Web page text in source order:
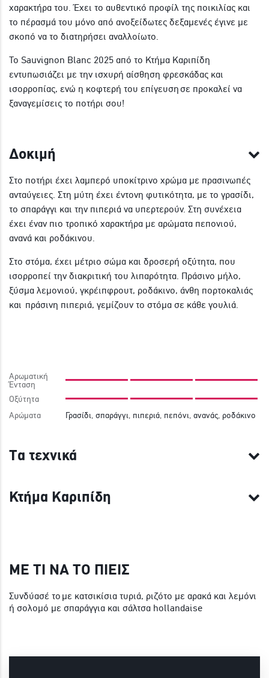
χαρακτήρα του. Έχει το αυθεντικό προφίλ της ποικιλίας και
το πέρασμά του μόνο από ανοξείδωτες δεξαμενές έγινε με
σκοπό να το διατηρήσει αναλλοίωτο.
Το Sauvignon Blanc 2025 από το Κτήμα Καριπίδη
εντυπωσιάζει με την ισχυρή αίσθηση φρεσκάδας και
ισορροπίας, ενώ η κοφτερή του επίγευση σε προκαλεί να
ξαναγεμίσεις το ποτήρι σου!
Δοκιμή
Στο ποτήρι έχει λαμπερό υποκίτρινο χρώμα με πρασινωπές
ανταύγειες. Στη μύτη έχει έντονη φυτικότητα, με το γρασίδι,
το σπαράγγι και την πιπεριά να υπερτερούν. Στη συνέχεια
έχει έναν πιο τροπικό χαρακτήρα με αρώματα πεπονιού,
ανανά και ροδάκινου.
Στο στόμα, έχει μέτριο σώμα και δροσερή οξύτητα, που
ισορροπεί την διακριτική του λιπαρότητα. Πράσινο μήλο,
ξύσμα λεμονιού, γκρέιπφρουτ, ροδάκινο, άνθη πορτοκαλιάς
και πράσινη πιπεριά, γεμίζουν το στόμα σε κάθε γουλιά.
Αρωματική
Ένταση
Οξύτητα
Αρώματα
Γρασίδι, σπαράγγι, πιπεριά, πεπόνι, ανανάς, ροδάκινο
Τα τεχνικά
Κτήμα Καριπίδη
ΜΕ ΤΙ ΝΑ ΤΟ ΠΙΕΙΣ
Συνδύασέ το με κατσικίσια τυριά, ριζότο με αρακά και λεμόνι
ή σολομό με σπαράγγια και σάλτσα hollandaise